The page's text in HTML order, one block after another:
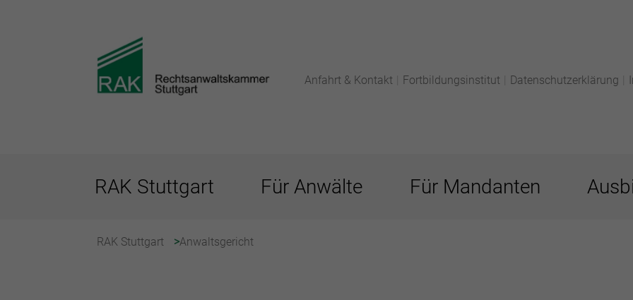
Anfahrt & Kontakt Fortbildungsinstitut Datenschutzerklärung
RAK Stuttgart Für Anwälte Für Mandanten
RAK Stuttgart Anwaltsgericht